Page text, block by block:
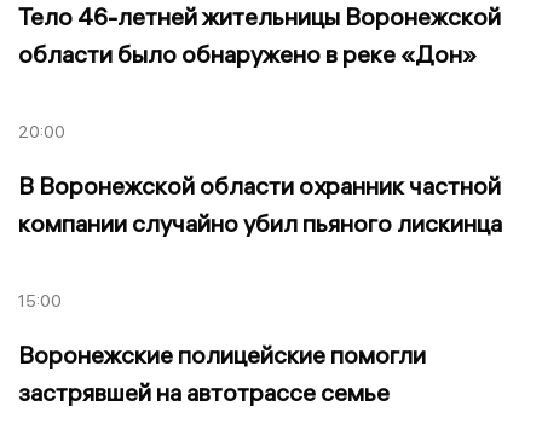
Тело 46-летней жительницы Воронежской
области было обнаружено в реке «Дон»
20:00
В Воронежской области охранник частной
компании случайно убил пьяного лискинца
15:00
Воронежские полицейские помогли
застрявшей на автотрассе семье